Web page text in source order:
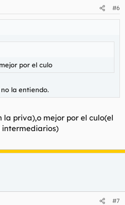
#6
por el culo
la entiendo.
priva),o mejor por el culo(el
#7